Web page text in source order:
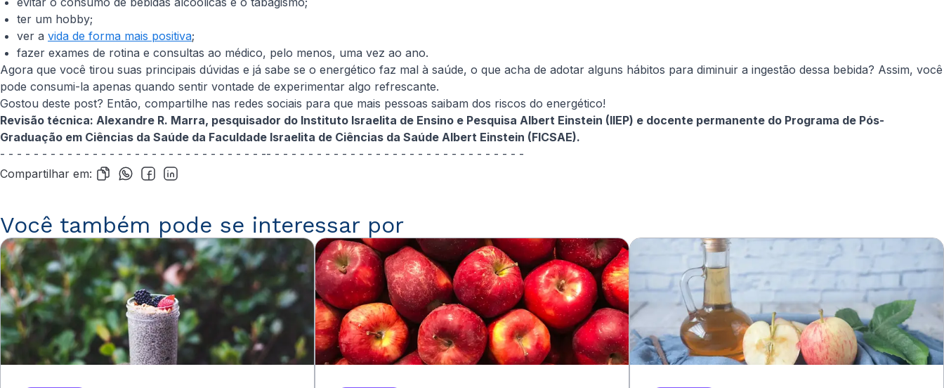
ter um hobby;
ver a vida de forma mais positiva;
fazer exames de rotina e consultas ao médico, pelo menos, uma vez ao ano.
Agora que você tirou suas principais dúvidas e já sabe se o energético faz mal à saúde, o que acha de adotar alguns hábitos para diminuir a ingestão dessa bebida? Assim, você
pode consumi-la apenas quando sentir vontade de experimentar algo refrescante.
Gostou deste post? Então, compartilhe nas redes sociais para que mais pessoas saibam dos riscos do energético!
Revisão técnica: Alexandre R. Marra, pesquisador do Instituto Israelita de Ensino e Pesquisa Albert Einstein (IIEP) e docente permanente do Programa de Pós-
Graduação em Ciências da Saúde da Faculdade Israelita de Ciências da Saúde Albert Einstein (FICSAE).
- - - - - - - - - - - - - - - - - - - - - - - - - - - - - - - -- - - - - - - - - - - - - - - - - - - - - - - - - - - - - - -
Compartilhar em:
Você também pode se interessar por